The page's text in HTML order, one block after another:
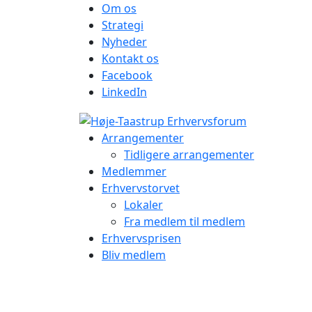
Om os
Strategi
Nyheder
Kontakt os
Facebook
LinkedIn
Arrangementer
Tidligere arrangementer
Medlemmer
Erhvervstorvet
Lokaler
Fra medlem til medlem
Erhvervsprisen
Bliv medlem